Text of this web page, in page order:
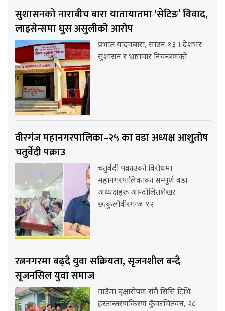
सुशासनको नाराबीच बारा यातायातमा ‘सेटिङ’ विवाद,
लाइसेन्समा घुस असुलीको आरोप
प्रभात यादवबारा, साउन १३ । देशभर
सुशासन र भ्रष्टाचार नियन्त्रणको
वीरगंज महानगरपालिका–२५ का वडा अध्यक्ष आशुतोष
चतुर्वेदी पक्राउ
चतुर्वेदी पक्राउको विरोधमा
महानगरपालिकाका सम्पूर्ण वडा
अध्यक्षहरू आन्दोलितशेखर
छत्कुलीवीरगन्ज १२
रत्ननगरमा बढ्दै युवा सक्रियता, सृजनशील बन्दै
सृजनसिल युवा समाज
गाउँमा बृक्षारोपण संगै सिसि टिभि
हस्तान्तरणकिरण कुँवरचितवन, २८